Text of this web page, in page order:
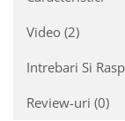
Video (2)
Intrebari Si
Review-uri (0)